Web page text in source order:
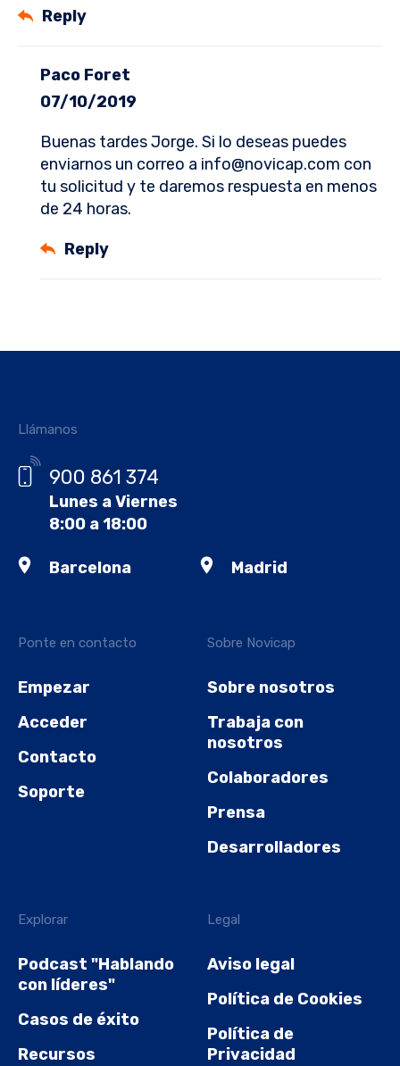
Reply
Paco Foret
07/10/2019
Buenas tardes Jorge. Si lo deseas puedes
enviarnos un correo a info@novicap.com con
tu solicitud y te daremos respuesta en menos
de 24 horas.
Reply
Ponte en contacto
Empezar
Acceder
Contacto
Soporte
Sobre Novicap
Sobre nosotros
Trabaja con
nosotros
Colaboradores
Prensa
Desarrolladores
Explorar
Podcast "Hablando
con líderes"
Casos de éxito
Recursos
Legal
Aviso legal
Política de Cookies
Política de
Privacidad
Llámanos
900 861 374
Lunes a Viernes
8:00 a 18:00
Barcelona Madrid